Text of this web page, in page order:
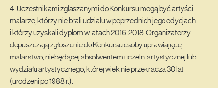
4. Uczestnikami zgłaszanymi do Konkursu mogą być artyści
malarze, którzy nie brali udziału w poprzednich jego edycjach
i którzy uzyskali dyplom w latach 2016-2018. Organizatorzy
dopuszczają zgłoszenie do Konkursu osoby uprawiającej
malarstwo, niebędącej absolwentem uczelni artystycznej lub
wydziału artystycznego, której wiek nie przekracza 30 lat
(urodzeni po 1988 r.).